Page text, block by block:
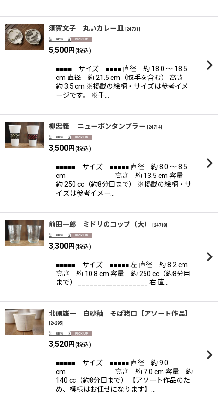
須賀文子 丸いカレー皿 24731
5,500円 (税込)
■■■■ サイズ ■■■■ 直径 約 18.0 〜 18.5
cm 直径 約 21.5 cm（取手を含む） 高さ
約 3.5 cm ※掲載の絵柄・サイズは参考イメ
ージです。 ※手…
柳忠義 ニューボンタンブラー 24714
3,500円 (税込)
■■■■■ サイズ ■■■■■ 直径 約 8.0 〜 8.5
cm 高さ 約 13.5 cm 容量
約 250 cc（約8分目まで） ※掲載の絵柄・サ
イズは参考イメー…
前田一郎 ミドリのコップ（大） 24718
3,300円 (税込)
■■■■■ サイズ ■■■■■ 左 直径 約 8.2 cm
高さ 約 10.8 cm 容量 約 250 cc（約8分目
まで） __________________ 右 直…
北側雄一 白砂釉 そば猪口【アソート作品】
24295
3,520円 (税込)
■■■■■ サイズ ■■■■■ 直径 約 9.0
cm 高さ 約 7.0 cm 容量 約
140 cc（約8分目まで） 【アソート作品のた
め、模様はお任せになります】…